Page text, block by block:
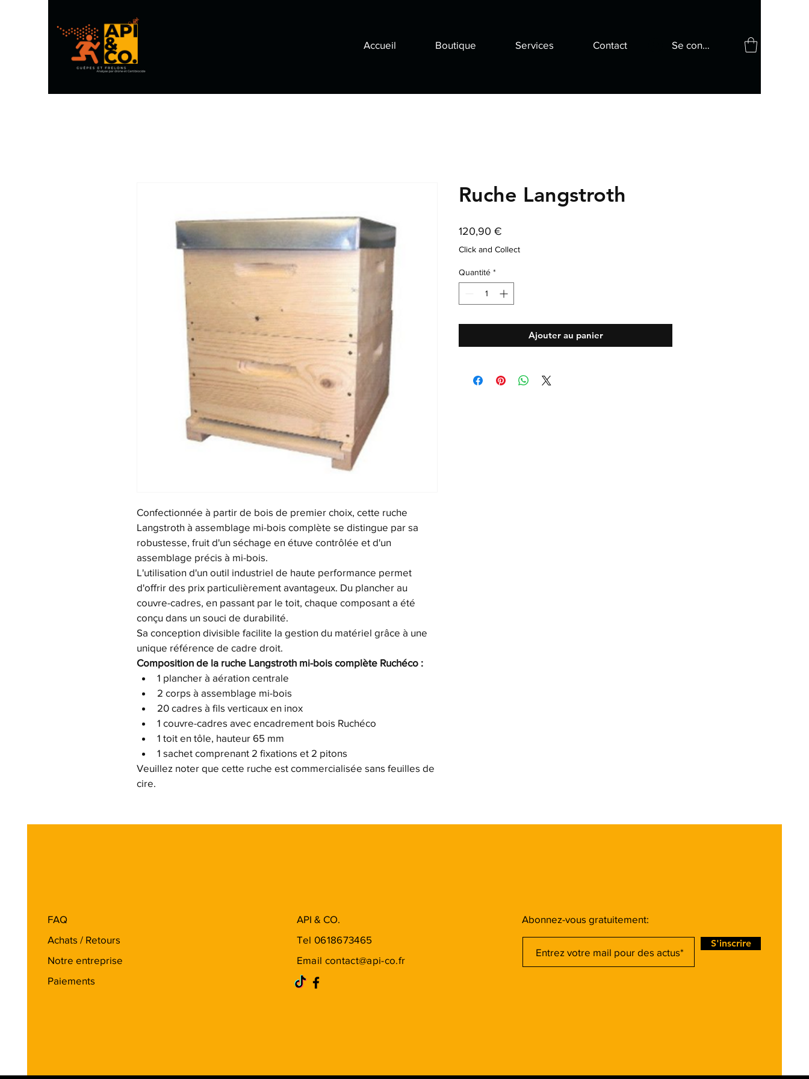
Accueil Boutique Services Contact Se connecter
Confectionnée à partir de bois de premier choix, cette ruche
Langstroth à assemblage mi-bois complète se distingue par sa
robustesse, fruit d'un séchage en étuve contrôlée et d'un
assemblage précis à mi-bois.
L'utilisation d'un outil industriel de haute performance permet
d'offrir des prix particulièrement avantageux. Du plancher au
couvre-cadres, en passant par le toit, chaque composant a été
conçu dans un souci de durabilité.
Sa conception divisible facilite la gestion du matériel grâce à une
unique référence de cadre droit.
Composition de la ruche Langstroth mi-bois complète Ruchéco :
1 plancher à aération centrale
2 corps à assemblage mi-bois
20 cadres à fils verticaux en inox
1 couvre-cadres avec encadrement bois Ruchéco
1 toit en tôle, hauteur 65 mm
1 sachet comprenant 2 fixations et 2 pitons
Veuillez noter que cette ruche est commercialisée sans feuilles de
cire.
Ruche Langstroth
120,90 €
Click and Collect
Quantité *
Ajouter au panier
FAQ
Achats / Retours
Notre entreprise
Paiements
API & CO.
Tel 0618673465
Email contact@api-co.fr
Abonnez-vous gratuitement:
S'inscrire